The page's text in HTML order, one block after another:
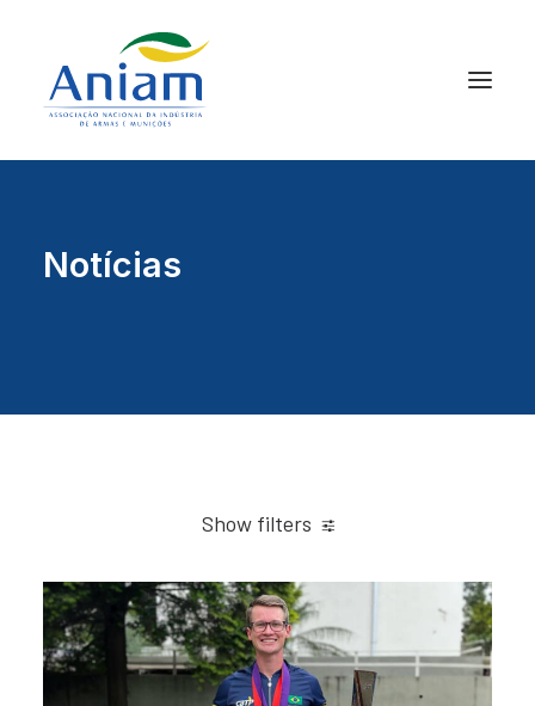
Notícias
Show filters